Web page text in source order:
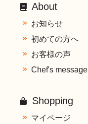
About
お知らせ
初めての方へ
お客様の声
Chef's message
Shopping
マイページ